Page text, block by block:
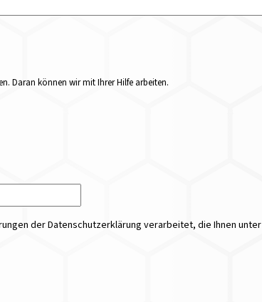
Daran können wir mit Ihrer Hilfe arbeiten.
der Datenschutzerklärung verarbeitet, die Ihnen unter